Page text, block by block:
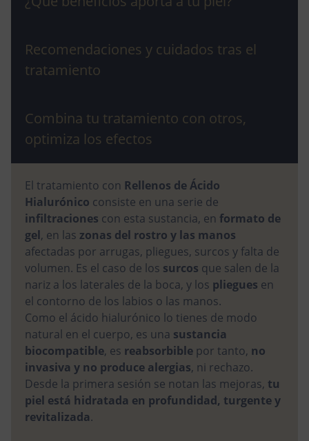
Recomendaciones y cuidados tras el
tratamiento
Combina tu tratamiento con otros,
optimiza los efectos
El tratamiento con Rellenos de Ácido
Hialurónico consiste en una serie de
infiltraciones con esta sustancia, en formato de
gel, en las zonas del rostro y las manos
afectadas por arrugas, pliegues, surcos y falta de
volumen. Es el caso de los surcos que salen de la
nariz a los laterales de la boca, y los pliegues en
el contorno de los labios o las manos.
Como el ácido hialurónico lo tienes de modo
natural en el cuerpo, es una sustancia
biocompatible, es reabsorbible por tanto, no
invasiva y no produce alergias, ni rechazo.
Desde la primera sesión se notan las mejoras, tu
piel está hidratada en profundidad, turgente y
revitalizada.